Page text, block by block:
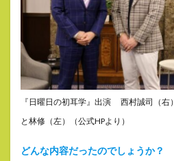
『日曜日の初耳学』出演
西村誠司（右）
と林修（左）（公式HPより）
どんな内容だったのでしょうか？